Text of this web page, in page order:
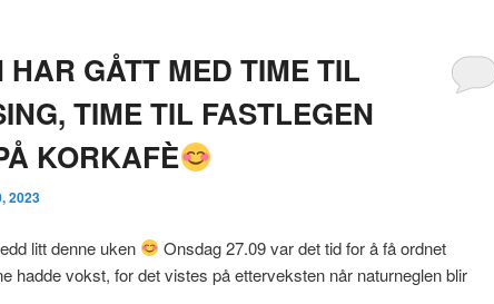
HAR GÅTT MED TIME TIL
TIME TIL FASTLEGEN
KORKAFÈ
2023
litt denne uken
Onsdag 27.09 var det tid for å få ordnet
hadde vokst, for det vistes på etterveksten når naturneglen blir